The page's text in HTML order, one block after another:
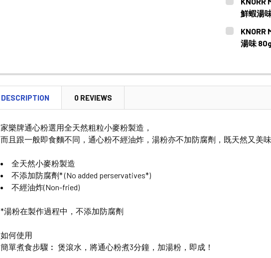
STOCK:
鮮蝦湯
CURRENT
STOCK:
QUANTITY:
湯味
DESCRIPTION 0 REVIEWS
家樂牌通心粉選用全天然粗粒小麥粉製造，
而且跟一般即食麵不同，通心粉不經油炸，湯粉亦不加防腐劑，既天然又美味
全天然小麥粉製造
不添加防腐劑* (No added perservatives*)
不經油炸(Non-fried)
*湯粉在製作過程中，不添加防腐劑
如何使用
簡單煮食步驟︰ 煲滾水，將通心粉煮3分鐘，加湯粉，即成！